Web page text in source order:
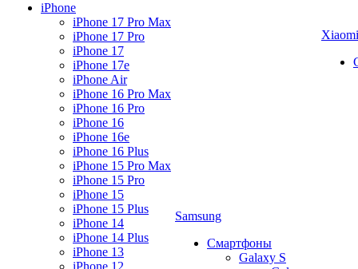
iPhone
iPhone 17 Pro Max
iPhone 17 Pro
iPhone 17
iPhone 17e
iPhone Air
iPhone 16 Pro Max
iPhone 16 Pro
iPhone 16
iPhone 16e
iPhone 16 Plus
iPhone 15 Pro Max
iPhone 15 Pro
iPhone 15
iPhone 15 Plus
iPhone 14
iPhone 14 Plus
iPhone 13
iPhone 12
Samsung
Смартфоны
Galaxy S
Xiaomi